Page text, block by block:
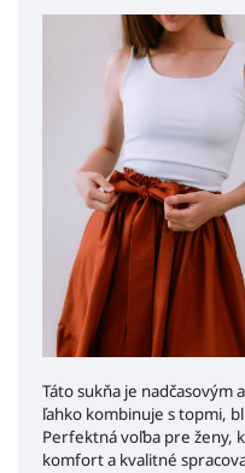
Táto sukňa je nadčasovým
ľahko kombinuje s topmi,
Perfektná voľba pre ženy,
komfort a kvalitné